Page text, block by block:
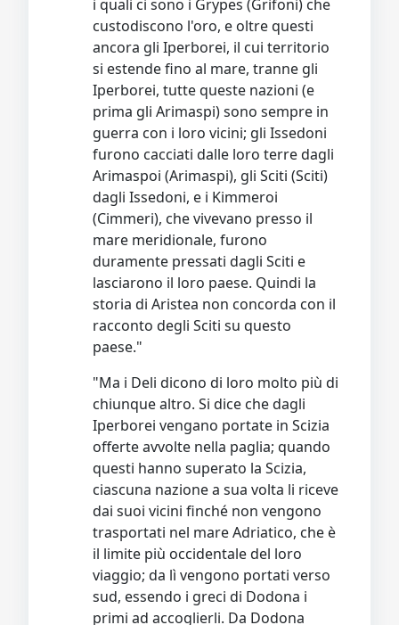
i quali ci sono i Grypes (Grifoni) che
custodiscono l'oro, e oltre questi
ancora gli Iperborei, il cui territorio
si estende fino al mare, tranne gli
Iperborei, tutte queste nazioni (e
prima gli Arimaspi) sono sempre in
guerra con i loro vicini; gli Issedoni
furono cacciati dalle loro terre dagli
Arimaspoi (Arimaspi), gli Sciti (Sciti)
dagli Issedoni, e i Kimmeroi
(Cimmeri), che vivevano presso il
mare meridionale, furono
duramente pressati dagli Sciti e
lasciarono il loro paese. Quindi la
storia di Aristea non concorda con il
racconto degli Sciti su questo
paese."
"Ma i Deli dicono di loro molto più di
chiunque altro. Si dice che dagli
Iperborei vengano portate in Scizia
offerte avvolte nella paglia; quando
questi hanno superato la Scizia,
ciascuna nazione a sua volta li riceve
dai suoi vicini finché non vengono
trasportati nel mare Adriatico, che è
il limite più occidentale del loro
viaggio; da lì vengono portati verso
sud, essendo i greci di Dodona i
primi ad accoglierli. Da Dodona